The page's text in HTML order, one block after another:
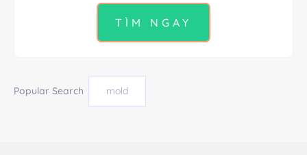
Popular Search mold